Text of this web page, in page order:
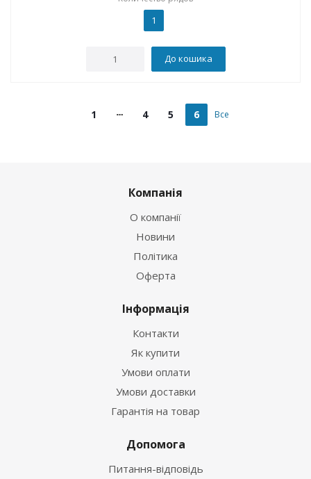
1
До кошика
1 4 5 6 Все
Компанія
О компанії
Новини
Політика
Оферта
Інформація
Контакти
Як купити
Умови оплати
Умови доставки
Гарантія на товар
Допомога
Питання-відповідь